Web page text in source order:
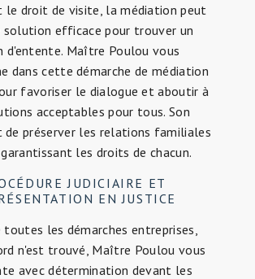
le droit de visite, la médiation peut
solution efficace pour trouver un
d'entente. Maître Poulou vous
dans cette démarche de médiation
favoriser le dialogue et aboutir à
acceptables pour tous. Son
préserver les relations familiales
les droits de chacun.
JUDICIAIRE ET
EN JUSTICE
toutes les démarches entreprises,
n'est trouvé, Maître Poulou vous
avec détermination devant les